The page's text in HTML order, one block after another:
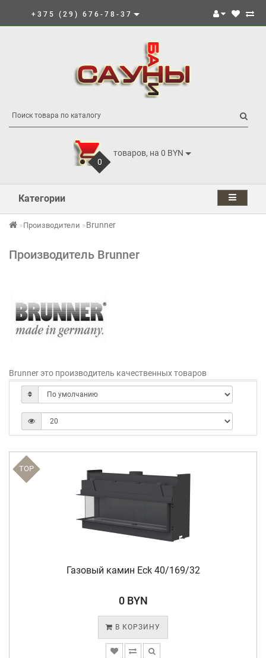
+375 (29) 676-78-37
0
товаров, на 0 BYN
Категории
Производители Brunner
Производитель Brunner
Brunner это производитель качественных товаров
TOP
Газовый камин Eck 40/169/32
0 BYN
В КОРЗИНУ